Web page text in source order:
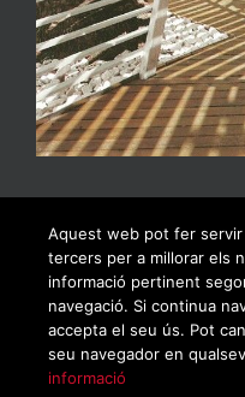
© Copyrigh 2019 | Todos los
Aquest web pot fer
tercers per a millorar els
informació pertinent
navegació. Si continua
accepta el seu ús. Pot
seu navegador en
informació